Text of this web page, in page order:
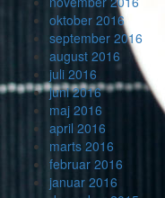
oktober 2016
september 2016
august 2016
juli 2016
juni 2016
maj 2016
april 2016
marts 2016
februar 2016
januar 2016